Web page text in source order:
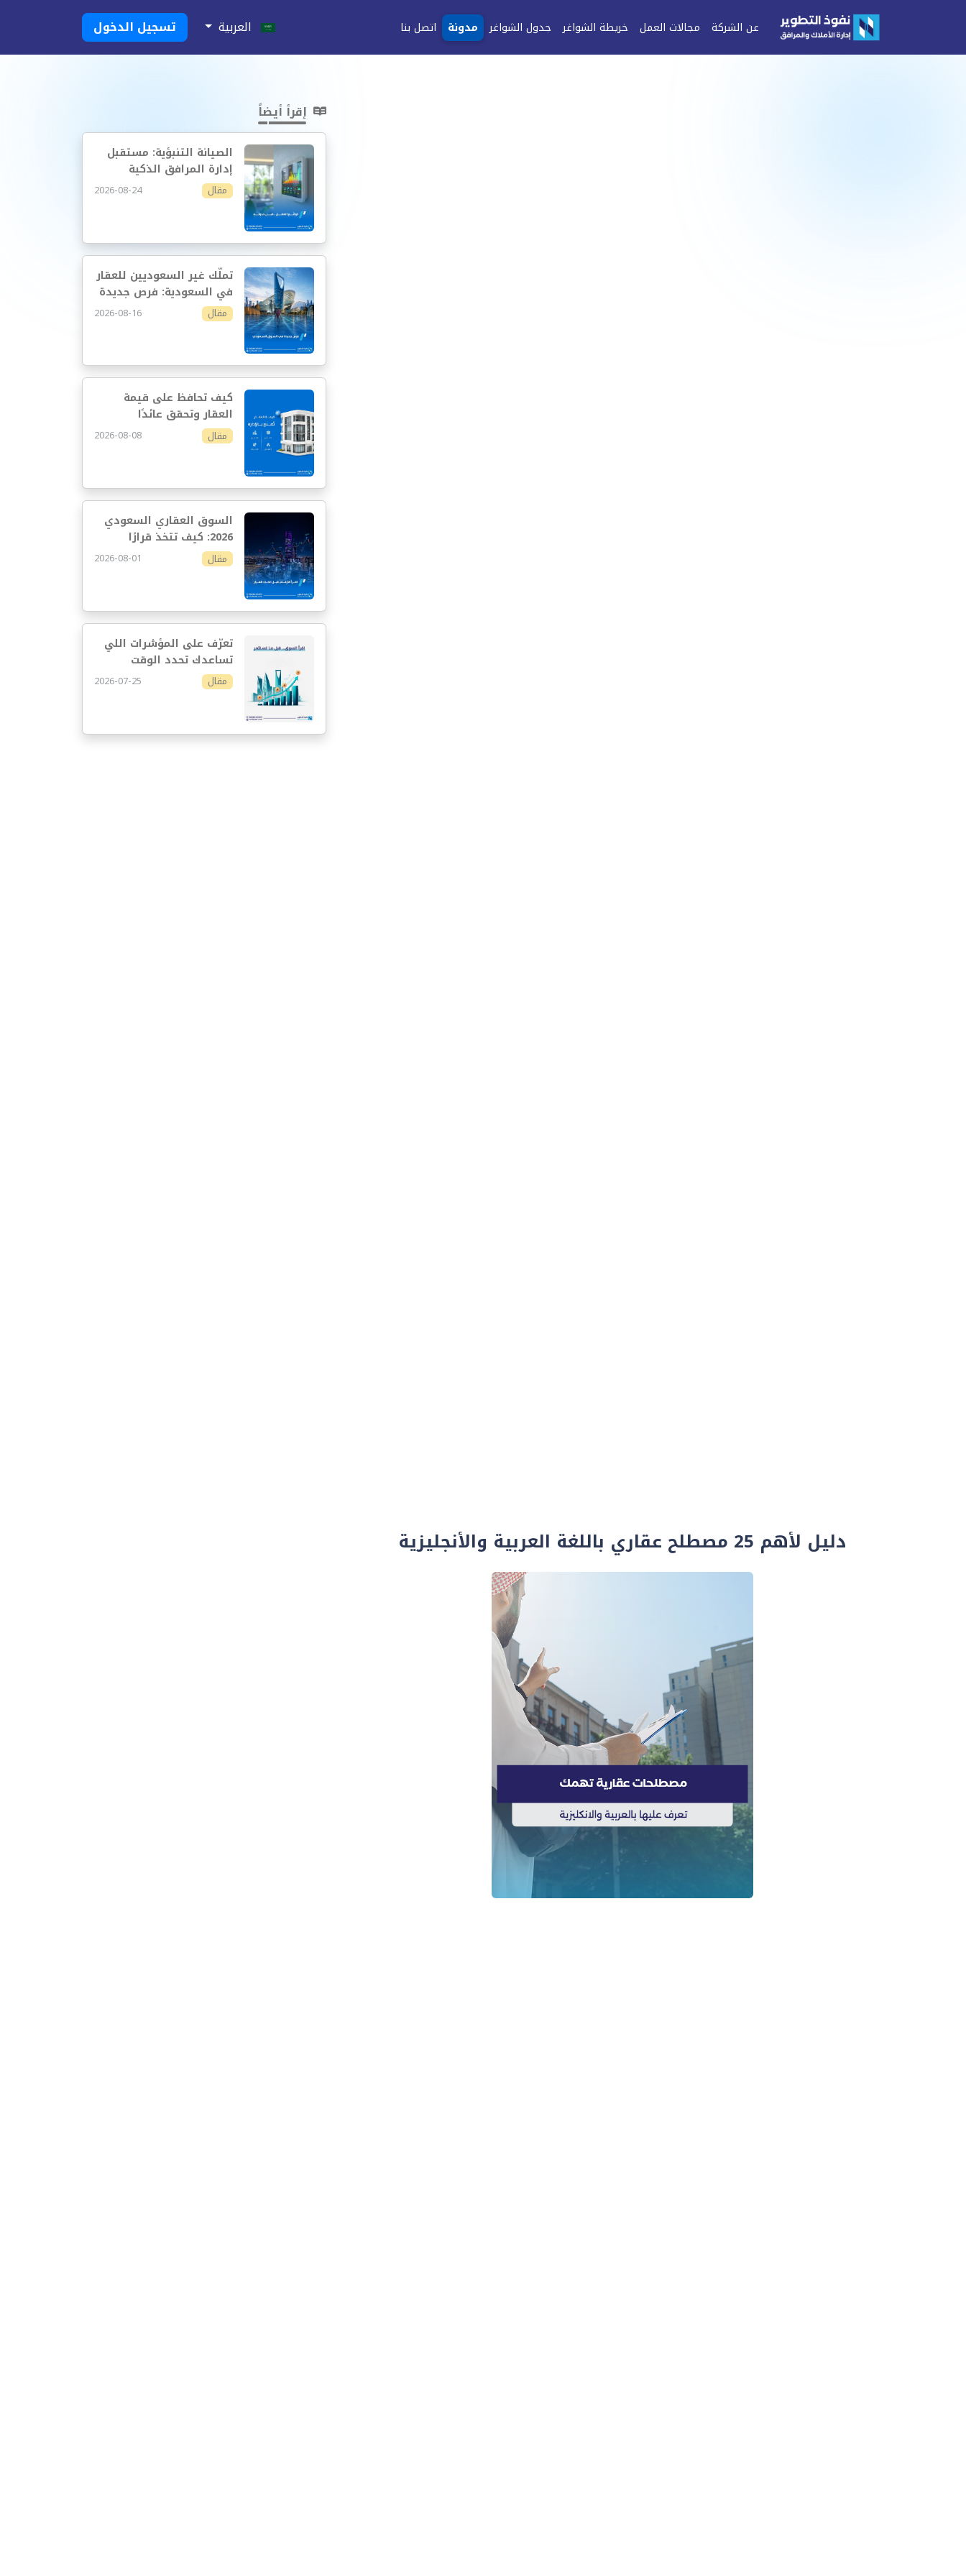
عن الشركة مجالات العمل خريطة الشواغر جدول الشواغر مدونة اتصل بنا العربية تسجيل الدخول
دليل لأهم 25 مصطلح عقاري باللغة العربية والأنجليزية
إقرأ أيضاً
الصيانة التنبؤية: مستقبل
إدارة المرافق الذكية
مقال 2026-08-24
تملّك غير السعوديين للعقار
في السعودية: فرص جديدة
وإدارة أكثر احترافية
مقال 2026-08-16
كيف تحافظ على قيمة
العقار وتحقق عائدًا
مستدامًا
مقال 2026-08-08
السوق العقاري السعودي
2026: كيف تتخذ قرارًا
استثماريًا أفضل
مقال 2026-08-01
تعرّف على المؤشرات اللي
تساعدك تحدد الوقت
المناسب للاستثمار
مقال 2026-07-25